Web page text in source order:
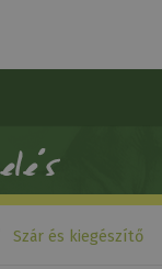
Szár és kiegészítő